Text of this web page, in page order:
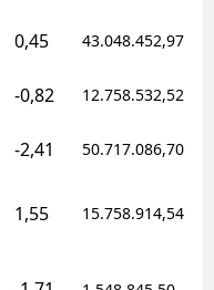
0,45 43.048.452,97
-0,82 12.758.532,52
-2,41 50.717.086,70
1,55 15.758.914,54